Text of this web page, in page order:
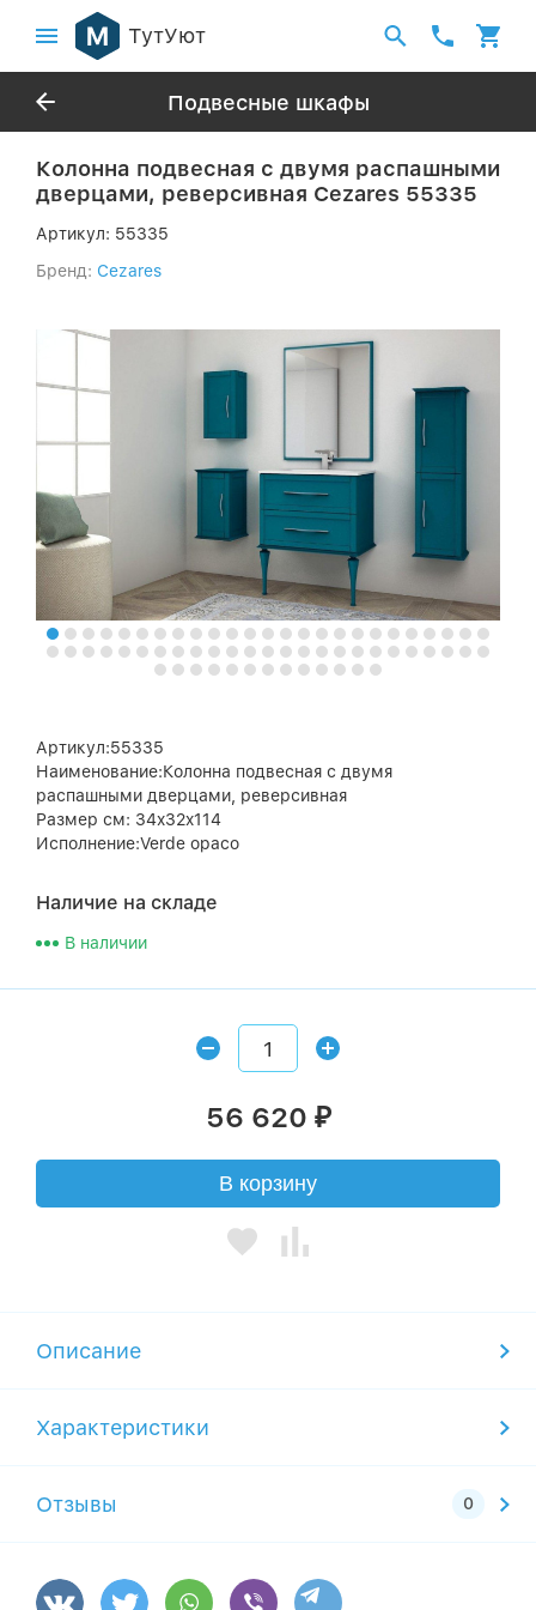
ТутУют
Подвесные шкафы
Колонна подвесная с двумя распашными
дверцами, реверсивная Cezares 55335
Артикул: 55335
Бренд: Cezares
Артикул:55335
Наименование:Колонна подвесная с двумя
распашными дверцами, реверсивная
Размер см: 34x32x114
Исполнение:Verde opaco
Наличие на складе
В наличии
56 620 ₽
В корзину
Описание
Характеристики
Отзывы